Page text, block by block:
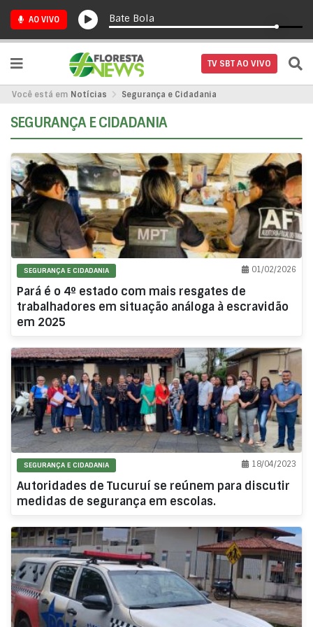
AO VIVO Bate Bola
TV SBT AO VIVO
Você está em Notícias Segurança e Cidadania
SEGURANÇA E CIDADANIA
01/02/2026
SEGURANÇA E CIDADANIA
Pará é o 4º estado com mais resgates de
trabalhadores em situação análoga à escravidão
em 2025
18/04/2023
SEGURANÇA E CIDADANIA
Autoridades de Tucuruí se reúnem para discutir
medidas de segurança em escolas.